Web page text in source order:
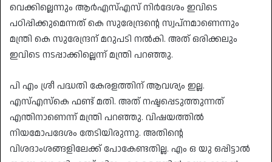
വെക്കില്ലെന്നും ആർഎസ്എസ് നിർദേശം ഇവിടെ
പഠിപ്പിക്കുമെന്നത് കെ സുരേന്ദ്രൻ്റെ സ്വപ്നമാണെന്നും
മന്ത്രി കെ സുരേന്ദ്രന് മറുപടി നൽകി. അത് ഒരിക്കലും
ഇവിടെ നടപ്പാക്കില്ലെന്ന് മന്ത്രി പറഞ്ഞു.
പി എം ശ്രീ പദ്ധതി കേരളത്തിന് ആവശ്യം ഇല്ല.
എസ്എസ്കെ ഫണ്ട് മതി. അത് നഷ്ടപ്പെടുത്തുന്നത്
എന്തിനാണെന്ന് മന്ത്രി പറഞ്ഞു. വിഷയത്തിൽ
നിയമോപദേശം തേടിയിരുന്നു. അതിൻ്റെ
വിശദാംശങ്ങളിലേക്ക് പോകേണ്ടതില്ല. എം ഒ യു ഒപ്പിട്ടാൽ